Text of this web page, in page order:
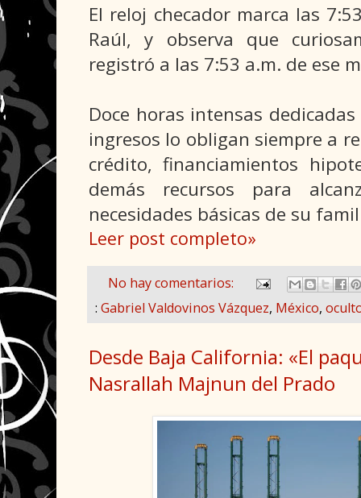
El reloj checador marca las
Raúl, y observa que
registró a las 7:53 a.m. de ese
Doce horas intensas
ingresos lo obligan siempre a
crédito, financiamientos
demás recursos para
necesidades básicas de su
Leer post completo»
No hay comentarios:
: Gabriel Valdovinos Vázquez, México,
Desde Baja California: «El
Nasrallah Majnun del Prado